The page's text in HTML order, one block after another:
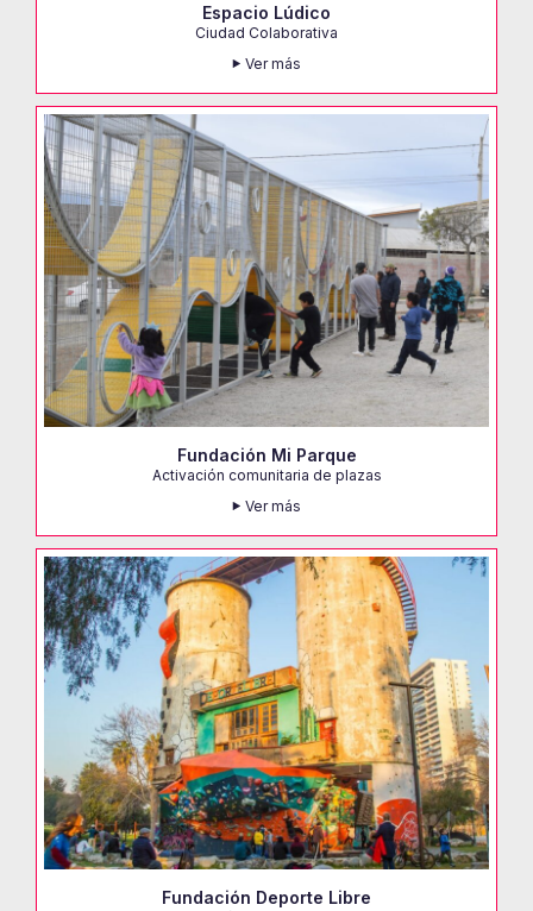
Espacio Lúdico
Ciudad Colaborativa
Ver más
Fundación Mi Parque
Activación comunitaria de plazas
Ver más
Fundación Deporte Libre